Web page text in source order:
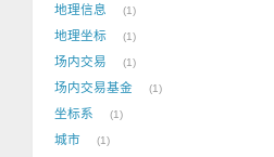
地理信息 1
地理坐标 1
场内交易 1
场内交易基金 1
坐标系 1
城市 1